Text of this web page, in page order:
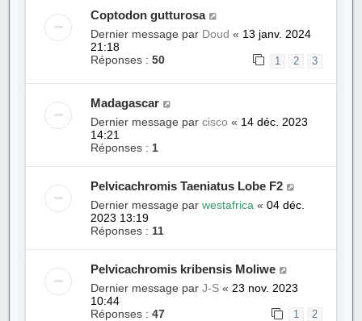
Coptodon gutturosa
Dernier message par Doud « 13 janv. 2024
21:18
Réponses :50 1 2 3
Madagascar
Dernier message parcisco « 14 déc. 2023
14:21
Réponses : 1
Pelvicachromis Taeniatus Lobe F2
Dernier message parwestafrica «04 déc.
2023 13:19
Réponses : 11
Pelvicachromis kribensis Moliwe
Dernier message parJ-S « 23 nov. 2023
10:44
Réponses :47 1 2